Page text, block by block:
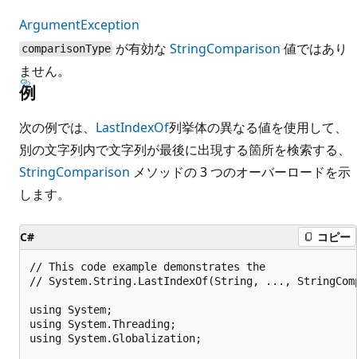
ArgumentException
comparisonType が有効なStringComparison 値ではあり
ません。
例
次の例では、 LastIndexOf列挙体の異なる値を使用して、
別の文字列内で文字列が最後に出現する箇所を検索する、
StringComparison メソッドの 3 つのオーバーロードを示
します。
C# コピー
// This code example demonstrates the
// System.String.LastIndexOf(String, ...,
using System;
using System.Threading;
using System.Globalization;